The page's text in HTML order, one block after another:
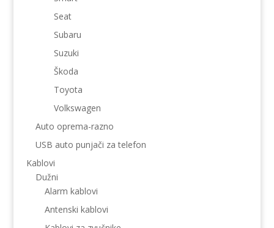
Seat
Subaru
Suzuki
Škoda
Toyota
Volkswagen
Auto oprema-razno
USB auto punjači za telefon
Kablovi
Dužni
Alarm kablovi
Antenski kablovi